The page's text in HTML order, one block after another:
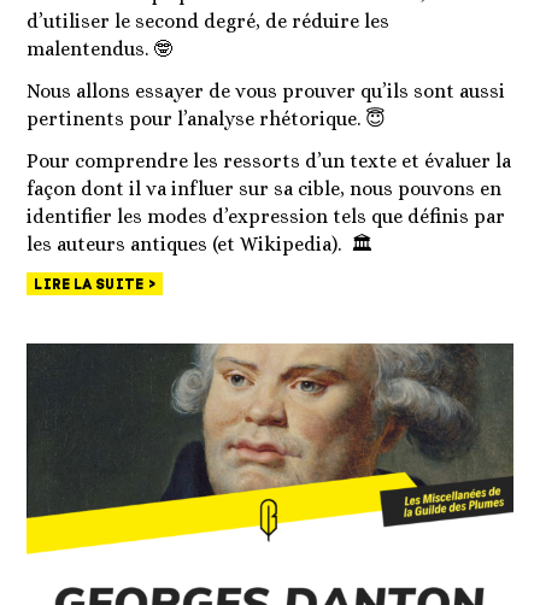
d’utiliser le second degré, de réduire les
malentendus. 🤓
Nous allons essayer de vous prouver qu’ils sont aussi
pertinents pour l’analyse rhétorique. 😇
Pour comprendre les ressorts d’un texte et évaluer la
façon dont il va influer sur sa cible, nous pouvons en
identifier les modes d’expression tels que définis par
les auteurs antiques (et Wikipedia). 🏛
LIRE LA SUITE